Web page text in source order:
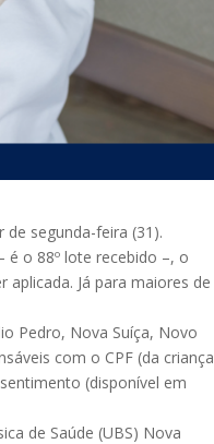
segunda-feira (31).
é o 88º lote recebido –, o
aplicada. Já para maiores de
Pedro, Nova Suíça, Novo
com o CPF (da criança
(disponível em
de Saúde (UBS) Nova